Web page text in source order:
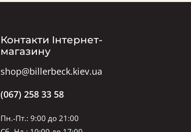
Контакти Інтернет-
магазину
shop@billerbeck.kiev.ua
(067) 258 33 58
Пн.-Пт.: 9:00 до 21:00